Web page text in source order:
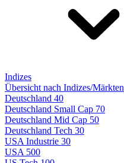
Indizes
Übersicht nach Indizes/Märkten
Deutschland 40
Deutschland Small Cap 70
Deutschland Mid Cap 50
Deutschland Tech 30
USA Industrie 30
USA 500